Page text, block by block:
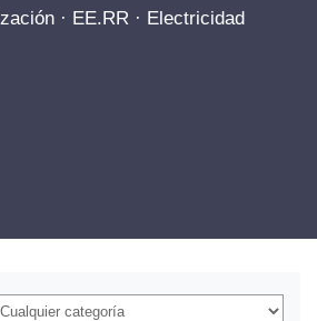
· EE.RR · Electricidad